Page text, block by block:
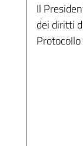
Il
dei diritti